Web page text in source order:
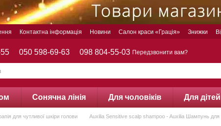
Контактна інформація Новини Салон краси «Грація» Знижки
050 598-69-63 098 804-55-03 Передзвонити вам?
Сонячна лінія Для чоловіків Для дітей
для чутливої шкіри голови Auxilia Sensitive scalp shampoo - Auxilia Шампунь для